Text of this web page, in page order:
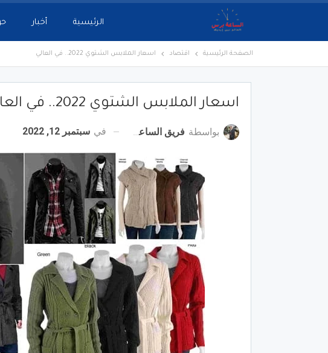
الرئيسية أخبار
الصفحة الرئيسية اقتصاد اسعار الملابس الشتوي 2022.. في العالي
اسعار الملابس الشتوي 2022.. في العالي
بواسطة فريق الساعة برس في سبتمبر 12, 2022